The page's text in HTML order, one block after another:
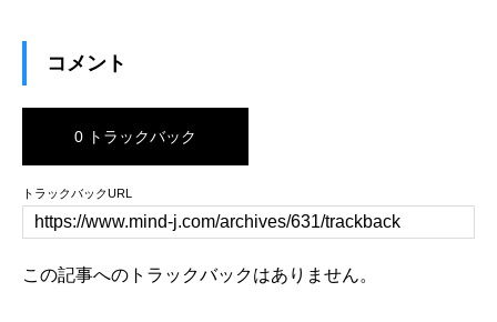
コメント
0 トラックバック
トラックバックURL
この記事へのトラックバックはありません。